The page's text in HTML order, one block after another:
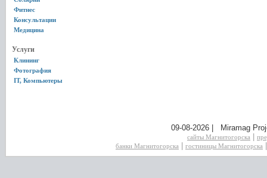
Фитнес
Консультации
Медицина
Услуги
Клининг
Фотография
IT, Компьютеры
09-08-2026 | Miramag
сайты Магнитогорска
банки Магнитогорска
гостиницы Магнитогорска